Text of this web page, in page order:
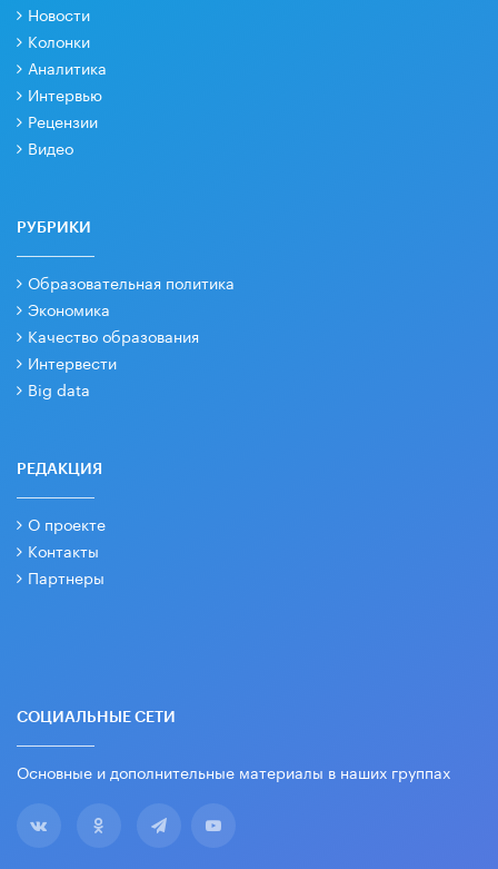
Новости
Колонки
Аналитика
Интервью
Рецензии
Видео
РУБРИКИ
Образовательная политика
Экономика
Качество образования
Интервести
Big data
РЕДАКЦИЯ
О проекте
Контакты
Партнеры
СОЦИАЛЬНЫЕ СЕТИ
Основные и дополнительные материалы в наших группах